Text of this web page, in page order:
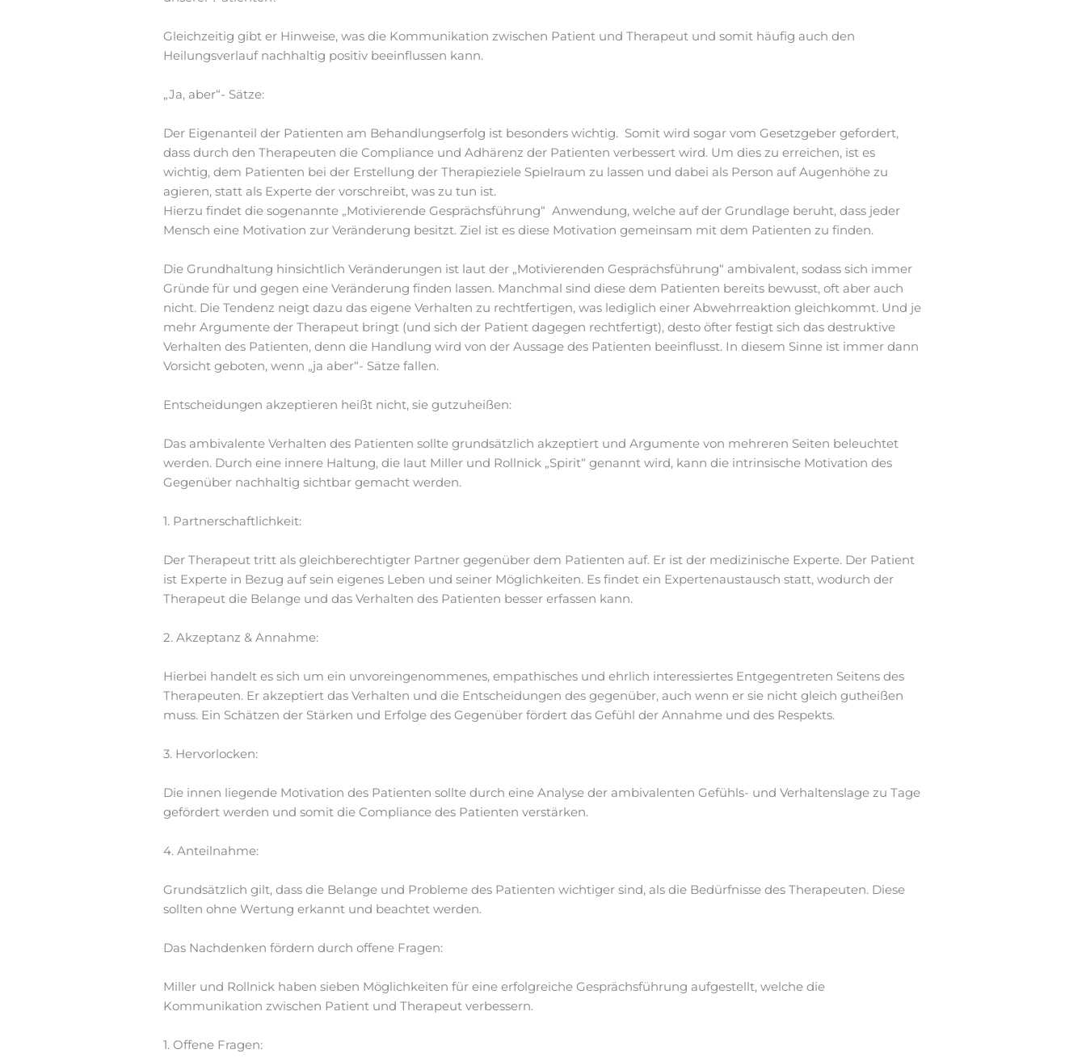
Gleichzeitig gibt er Hinweise, was die Kommunikation zwischen Patient und Therapeut und somit häufig auch den
Heilungsverlauf nachhaltig positiv beeinflussen kann.
„Ja, aber“- Sätze:
Der Eigenanteil der Patienten am Behandlungserfolg ist besonders wichtig. Somit wird sogar vom Gesetzgeber gefordert,
dass durch den Therapeuten die Compliance und Adhärenz der Patienten verbessert wird. Um dies zu erreichen, ist es
wichtig, dem Patienten bei der Erstellung der Therapieziele Spielraum zu lassen und dabei als Person auf Augenhöhe zu
agieren, statt als Experte der vorschreibt, was zu tun ist.
Hierzu findet die sogenannte „Motivierende Gesprächsführung“ Anwendung, welche auf der Grundlage beruht, dass jeder
Mensch eine Motivation zur Veränderung besitzt. Ziel ist es diese Motivation gemeinsam mit dem Patienten zu finden.
Die Grundhaltung hinsichtlich Veränderungen ist laut der „Motivierenden Gesprächsführung“ ambivalent, sodass sich immer
Gründe für und gegen eine Veränderung finden lassen. Manchmal sind diese dem Patienten bereits bewusst, oft aber auch
nicht. Die Tendenz neigt dazu das eigene Verhalten zu rechtfertigen, was lediglich einer Abwehrreaktion gleichkommt. Und je
mehr Argumente der Therapeut bringt (und sich der Patient dagegen rechtfertigt), desto öfter festigt sich das destruktive
Verhalten des Patienten, denn die Handlung wird von der Aussage des Patienten beeinflusst. In diesem Sinne ist immer dann
Vorsicht geboten, wenn „ja aber“- Sätze fallen.
Entscheidungen akzeptieren heißt nicht, sie gutzuheißen:
Das ambivalente Verhalten des Patienten sollte grundsätzlich akzeptiert und Argumente von mehreren Seiten beleuchtet
werden. Durch eine innere Haltung, die laut Miller und Rollnick „Spirit“ genannt wird, kann die intrinsische Motivation des
Gegenüber nachhaltig sichtbar gemacht werden.
1. Partnerschaftlichkeit:
Der Therapeut tritt als gleichberechtigter Partner gegenüber dem Patienten auf. Er ist der medizinische Experte. Der Patient
ist Experte in Bezug auf sein eigenes Leben und seiner Möglichkeiten. Es findet ein Expertenaustausch statt, wodurch der
Therapeut die Belange und das Verhalten des Patienten besser erfassen kann.
2. Akzeptanz & Annahme:
Hierbei handelt es sich um ein unvoreingenommenes, empathisches und ehrlich interessiertes Entgegentreten Seitens des
Therapeuten. Er akzeptiert das Verhalten und die Entscheidungen des gegenüber, auch wenn er sie nicht gleich gutheißen
muss. Ein Schätzen der Stärken und Erfolge des Gegenüber fördert das Gefühl der Annahme und des Respekts.
3. Hervorlocken:
Die innen liegende Motivation des Patienten sollte durch eine Analyse der ambivalenten Gefühls- und Verhaltenslage zu Tage
gefördert werden und somit die Compliance des Patienten verstärken.
4. Anteilnahme:
Grundsätzlich gilt, dass die Belange und Probleme des Patienten wichtiger sind, als die Bedürfnisse des Therapeuten. Diese
sollten ohne Wertung erkannt und beachtet werden.
Das Nachdenken fördern durch offene Fragen:
Miller und Rollnick haben sieben Möglichkeiten für eine erfolgreiche Gesprächsführung aufgestellt, welche die
Kommunikation zwischen Patient und Therapeut verbessern.
1. Offene Fragen: